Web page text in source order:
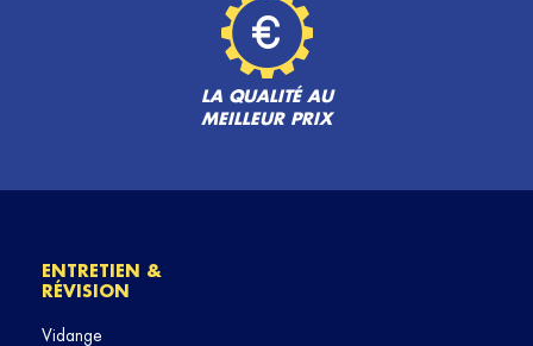
LA QUALITÉ AU
MEILLEUR PRIX
ENTRETIEN &
RÉVISION
Vidange